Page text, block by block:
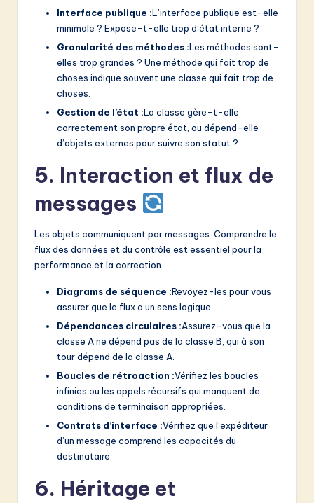
Interface publique :L’interface publique est-elle
minimale ? Expose-t-elle trop d’état interne ?
Granularité des méthodes :Les méthodes sont-
elles trop grandes ? Une méthode qui fait trop de
choses indique souvent une classe qui fait trop de
choses.
Gestion de l’état :La classe gère-t-elle
correctement son propre état, ou dépend-elle
d’objets externes pour suivre son statut ?
5. Interaction et flux de
messages
Les objets communiquent par messages. Comprendre le
flux des données et du contrôle est essentiel pour la
performance et la correction.
Diagrams de séquence :Revoyez-les pour vous
assurer que le flux a un sens logique.
Dépendances circulaires :Assurez-vous que la
classe A ne dépend pas de la classe B, qui à son
tour dépend de la classe A.
Boucles de rétroaction :Vérifiez les boucles
infinies ou les appels récursifs qui manquent de
conditions de terminaison appropriées.
Contrats d’interface :Vérifiez que l’expéditeur
d’un message comprend les capacités du
destinataire.
6. Héritage et